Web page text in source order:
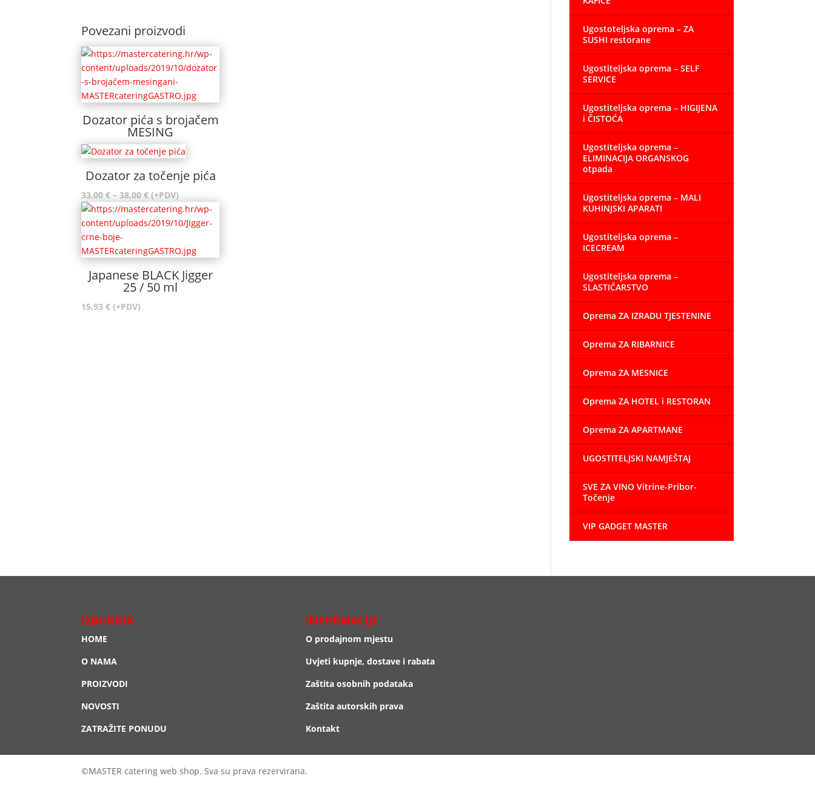
Povezani proizvodi
Dozator pića s brojačem
MESING
Dozator za točenje pića
33,00€ – 38,00€Raspon
cijena:
od
do
38,00 €
(+PDV)
Japanese BLACK Jigger
25 / 50 ml
15,93€ (+PDV)
Ugostoteljska oprema – ZA
SUSHI restorane
Ugostiteljska oprema – SELF
SERVICE
Ugostiteljska oprema – HIGIJENA
i ČISTOĆA
Ugostiteljska oprema –
ELIMINACIJA ORGANSKOG
otpada
Ugostiteljska oprema – MALI
KUHINJSKI APARATI
Ugostiteljska oprema –
ICECREAM
Ugostiteljska oprema –
SLASTIČARSTVO
Oprema ZA IZRADU TJESTENINE
Oprema ZA RIBARNICE
Oprema ZA MESNICE
Oprema ZA HOTEL i RESTORAN
Oprema ZA APARTMANE
UGOSTITELJSKI NAMJEŠTAJ
SVE ZA VINO Vitrine-Pribor-
Točenje
VIP GADGET MASTER
IZBORNIK
HOME
O NAMA
PROIZVODI
NOVOSTI
ZATRAŽITE PONUDU
INFORMACIJE
O prodajnom mjestu
Uvjeti kupnje, dostave i rabata
Zaštita osobnih podataka
Zaštita autorskih prava
Kontakt
©MASTER catering web shop. Sva su prava rezervirana.